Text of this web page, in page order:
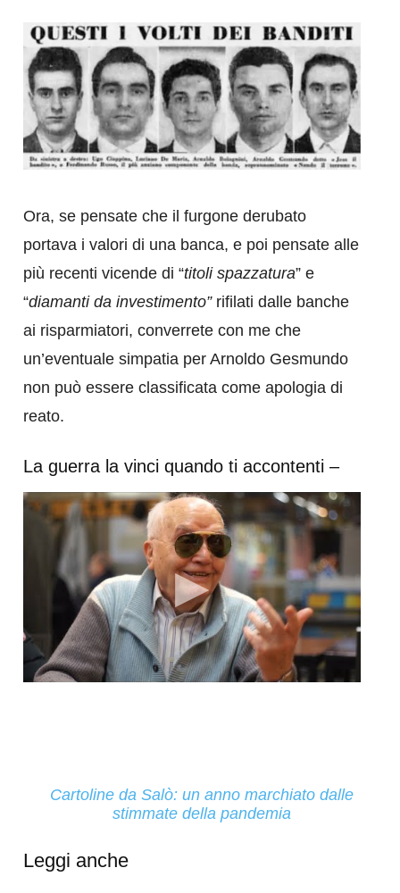
Ora, se pensate che il furgone derubato
portava i valori di una banca, e poi pensate alle
più recenti vicende di “titoli spazzatura” e
“diamanti da investimento”rifilati dalle banche
ai risparmiatori, converrete con me che
un’eventuale simpatia per Arnoldo Gesmundo
non può essere classificata come apologia di
reato.
La guerra la vinci quando ti accontenti –
Cartoline da Salò: un anno marchiato dalle
stimmate della pandemia
Leggi anche